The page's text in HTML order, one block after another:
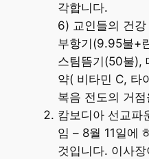
각합니다.
6) 교인들의 건
부항기(9.95불+
스팀뜸기(50불),
약( 비타민 C, 타
복음 전도의 거
캄보디아 선교파
임 – 8월 11일에
것입니다. 이사